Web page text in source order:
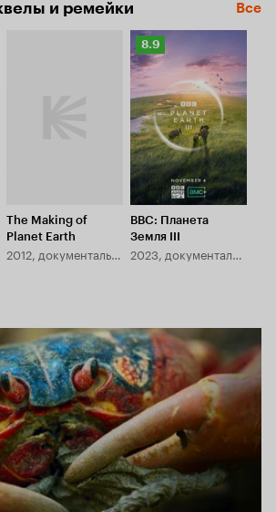
и ремейки Все
The Making of
Planet Earth
2012, документальный
Рейтинг
Кинопоиска
8.9
8.9
BBC: Планета
Земля III
2023, документальный